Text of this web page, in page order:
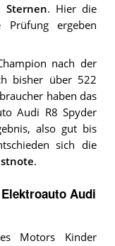
Sternen. Hier die
ergeben
nach der
bisher über 522
haben das
Audi R8 Spyder
also gut bis
sich die
.
Audi
Motors Kinder